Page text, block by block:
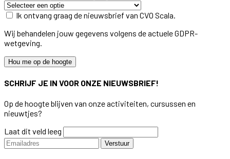
Ik ontvang graag de nieuwsbrief van CVO Scala.
Wij behandelen jouw gegevens volgens de actuele GDPR-
wetgeving.
Hou me op de hoogte
SCHRIJF JE IN VOOR ONZE NIEUWSBRIEF!
Op de hoogte blijven van onze activiteiten, cursussen en
nieuwtjes?
Laat dit veld leeg
Verstuur